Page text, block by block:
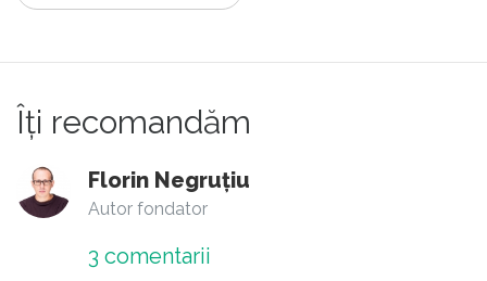
Îți recomandăm
Florin Negruțiu
Autor fondator
3 comentarii